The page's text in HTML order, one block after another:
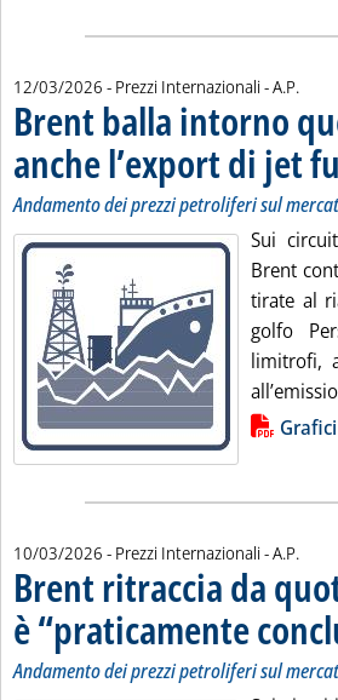
12/03/2026 - Prezzi Internazionali -di:
A.P.
Brent balla intorno
anche l’export di jet
Andamento dei prezzi petroliferi sul
Sui
Brent
tirate al
golfo
limitrofi,
Lista allegati PDF alla
10/03/2026 - Prezzi Internazionali -di:
A.P.
Brent ritraccia da
è “praticamente
Andamento dei prezzi petroliferi sul